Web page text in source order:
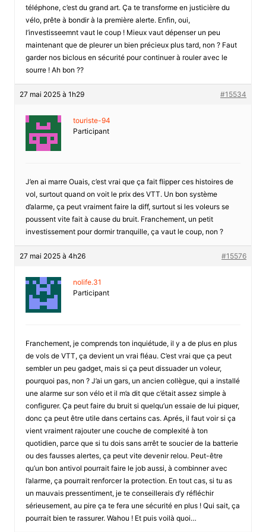
téléphone, c’est du grand art. Ça te transforme en justicière du
vélo, prête à bondir à la première alerte. Enfin, oui,
l’investisseemnt vaut le coup ! Mieux vaut dépenser un peu
maintenant que de pleurer un bien précieux plus tard, non ? Faut
garder nos biclous en sécurité pour continuer à rouler avec le
sourre ! Ah bon ??
27 mai 2025 à 1h29 #15534
touriste-94
Participant
J’en ai marre Ouais, c’est vrai que ça fait flipper ces histoires de
vol, surtout quand on voit le prix des VTT. Un bon système
d’alarme, ça peut vraiment faire la diff, surtout si les voleurs se
poussent vite fait à cause du bruit. Franchement, un petit
investissement pour dormir tranquille, ça vaut le coup, non ?
27 mai 2025 à 4h26 #15576
nolife.31
Participant
Franchement, je comprends ton inquiétude, il y a de plus en plus
de vols de VTT, ça devient un vrai fléau. C’est vrai que ça peut
sembler un peu gadget, mais si ça peut dissuader un voleur,
pourquoi pas, non ? J’ai un gars, un ancien collègue, qui a installé
une alarme sur son vélo et il m’a dit que c’était assez simple à
configurer. Ça peut faire du bruit si quelqu’un essaie de lui piquer,
donc ça peut être utile dans certains cas. Aprés, il faut voir si ça
vient vraiment rajouter une couche de complexité à ton
quotidien, parce que si tu dois sans arrêt te soucier de la batterie
ou des fausses alertes, ça peut vite devenir relou. Peut-être
qu’un bon antivol pourrait faire le job aussi, à combinner avec
l’alarme, ça pourrait renforcer la protection. En tout cas, si tu as
un mauvais pressentiment, je te conseillerais d’y réfléchir
sérieusement, au pire ça te fera une sécurité en plus ! Qui sait, ça
pourrait bien te rassurer. Wahou ! Et puis voilà quoi…